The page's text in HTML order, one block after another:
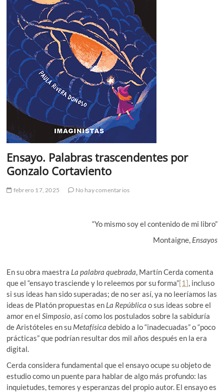
Ensayo. Palabras trascendentes por
Gonzalo Cortaviento
febrero 17, 2025 No hay comentarios
“Yo mismo soy el contenido de mi libro”
Montaigne, Ensayos
En su obra maestra La palabra quebrada, Martín Cerda comenta
que el “ensayo trasciende y lo releemos por su forma”[1], incluso
si sus ideas han sido superadas; de no ser así, ya no leeríamos las
ideas de Platón propuestas en La República o sus ideas sobre el
amor en elSimposio, así como los postulados sobre la sabiduría
de Aristóteles en su Metafísicadebido a lo “inadecuadas” o “poco
prácticas” que podrían resultar dos mil años después en la era
digital.
Cerda considera fundamental que el ensayo ocupe su objeto de
estudio como un puente para hablar de algo más profundo: las
inquietudes, temores y esperanzas del propio autor. El ensayo es